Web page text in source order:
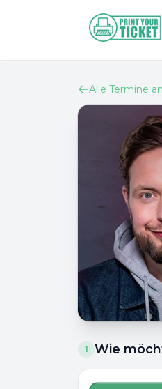
Zum Hauptinhalt
Alle Termine
1 Wie